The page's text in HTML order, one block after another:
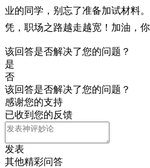
业的同学，别忘了准备加试材料
凭，职场之路越走越宽！加油，你
该回答是否解决了您的问题？
是
否
该回答是否解决了您的问题？
感谢您的支持
已收到您的反馈
发表
其他精彩问答